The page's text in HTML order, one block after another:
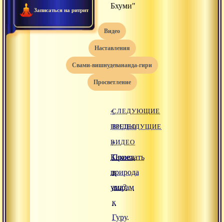
Записаться на ритрит
Бхуми"
видео
наставления
свами-вишнудевананда-гири
просветление
«
ПРЕДЫДУЩИЕ
ВИДЕО
Какова
природа
ума?
СЛЕДУЮЩИЕ
ВИДЕО
»
Приехать
в
ашрам
к
Гуру.